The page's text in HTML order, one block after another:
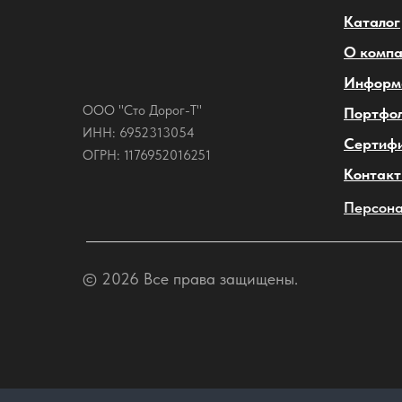
ООО "Сто Дорог-Т"
ИНН: 6952313054
ОГРН: 1176952016251
Каталог
О
© 2026 Все права защищены.